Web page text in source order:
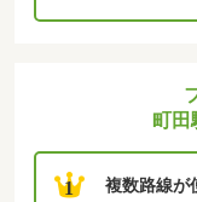
町田
1 複数路線が